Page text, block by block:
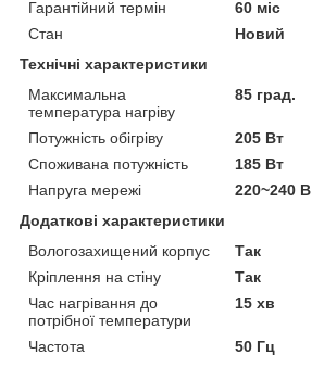
Гарантійний термін
60 міс
Стан
Новий
Технічні характеристики
Максимальна
температура нагріву
85 град.
Потужність обігріву
205 Вт
Споживана потужність
185 Вт
Напруга мережі
220~240 В
Додаткові характеристики
Вологозахищений корпус
Так
Кріплення на стіну
Так
Час нагрівання до
потрібної температури
15 хв
Частота
50 Гц